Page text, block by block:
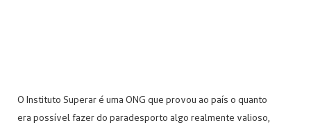
O Instituto Superar é uma ONG que provou ao país o quanto
era possível fazer do paradesporto algo realmente valioso,